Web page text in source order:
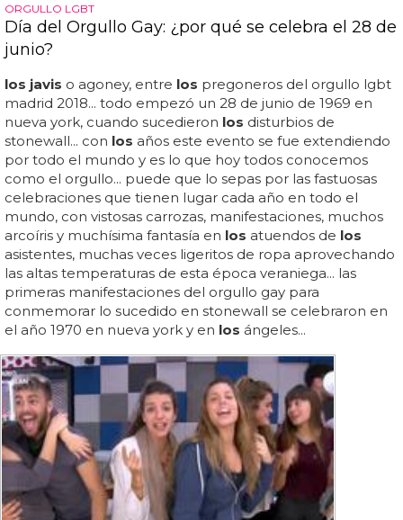
ORGULLO LGBT
Día del Orgullo Gay: ¿por qué se celebra el 28 de
junio?
los javis o agoney, entre los pregoneros del orgullo lgbt
madrid 2018... todo empezó un 28 de junio de 1969 en
nueva york, cuando sucedieron los disturbios de
stonewall... con los años este evento se fue extendiendo
por todo el mundo y es lo que hoy todos conocemos
como el orgullo... puede que lo sepas por las fastuosas
celebraciones que tienen lugar cada año en todo el
mundo, con vistosas carrozas, manifestaciones, muchos
arcoíris y muchísima fantasía en los atuendos de los
asistentes, muchas veces ligeritos de ropa aprovechando
las altas temperaturas de esta época veraniega... las
primeras manifestaciones del orgullo gay para
conmemorar lo sucedido en stonewall se celebraron en
el año 1970 en nueva york y en los ángeles...